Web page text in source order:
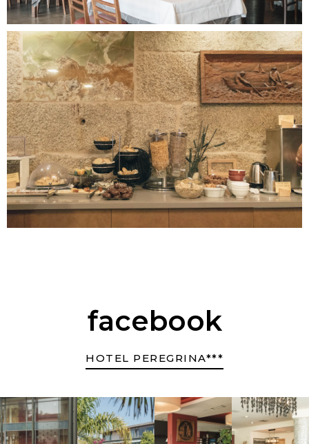
facebook
HOTEL PEREGRINA***